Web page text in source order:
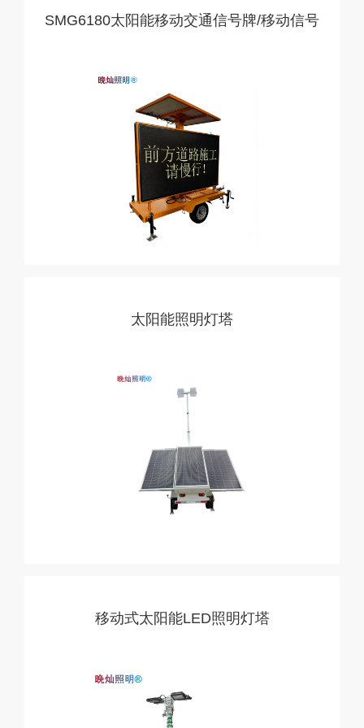
SMG6180太阳能移动交通信号牌/移动信号
太阳能照明灯塔
移动式太阳能LED照明灯塔